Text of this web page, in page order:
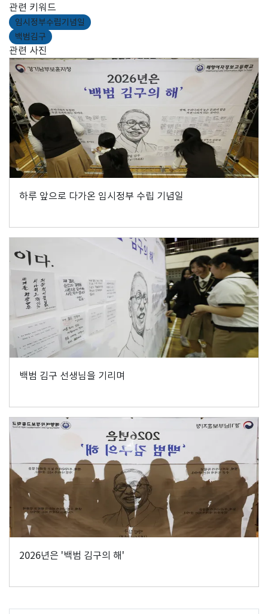
관련 키워드
임시정부수립기념일
백범김구
관련 사진
하루 앞으로 다가온 임시정부 수립 기념일
백범 김구 선생님을 기리며
2026년은 '백범 김구의 해'